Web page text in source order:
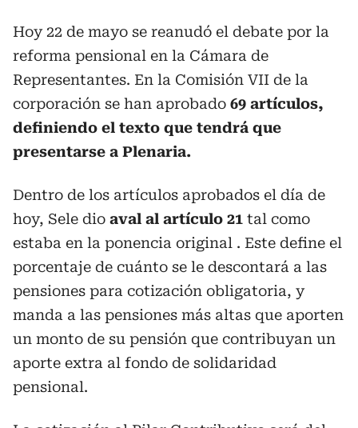
Hoy 22 de mayo se reanudó el debate por la
reforma pensional en la Cámara de
Representantes. En la Comisión VII de la
corporación se han aprobado 69 artículos,
definiendo el texto que tendrá que
presentarse a Plenaria.
Dentro de los artículos aprobados el día de
hoy, Sele dio aval al artículo 21 tal como
estaba en la ponencia original . Este define el
porcentaje de cuánto se le descontará a las
pensiones para cotización obligatoria, y
manda a las pensiones más altas que aporten
un monto de su pensión que contribuyan un
aporte extra al fondo de solidaridad
pensional.